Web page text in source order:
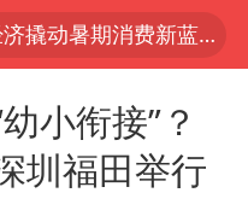
光影经济撬动暑期消费新蓝海
马克·艾伦退出斯诺克中国公开赛
微信又有新功能，你可以“撤回”你的撤回了！
新疆优化调整景区内自驾服务费
小衔接”？
圳福田举行